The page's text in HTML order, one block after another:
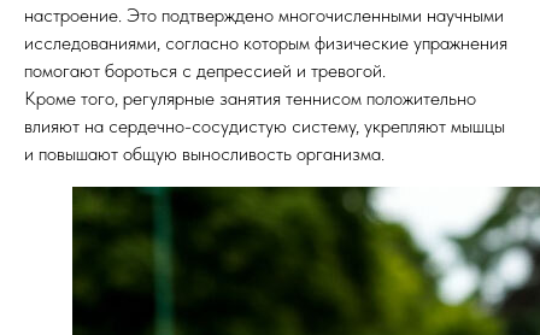
настроение. Это подтверждено многочисленными научными
исследованиями, согласно которым физические упражнения
помогают бороться с депрессией и тревогой.
Кроме того, регулярные занятия теннисом положительно
влияют на сердечно-сосудистую систему, укрепляют мышцы
и повышают общую выносливость организма.